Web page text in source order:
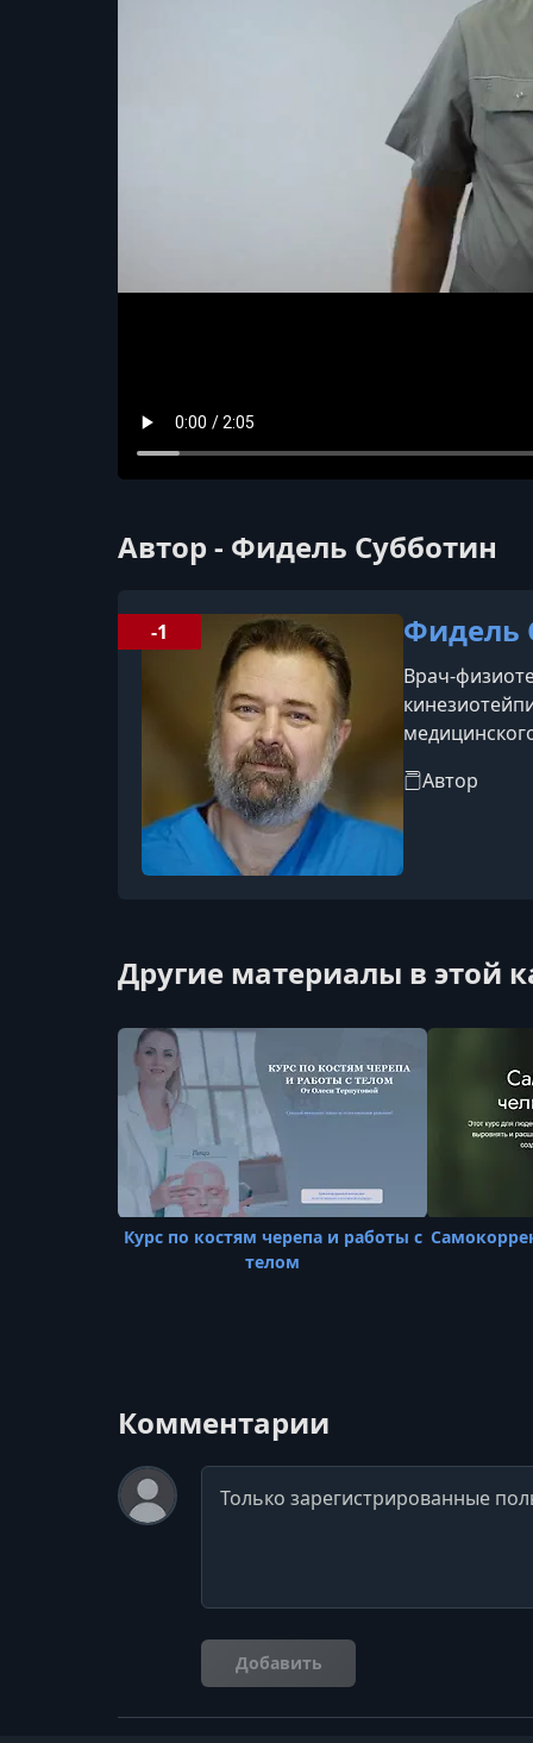
Автор - Фидель Субботин
Фидель
Врач-
Автор
-1
Другие материалы в этой
Курс по костям черепа и работы с
телом
Комментарии
Комментарий
Добавить